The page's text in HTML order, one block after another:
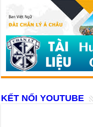
KẾT NỐI YOUTUBE